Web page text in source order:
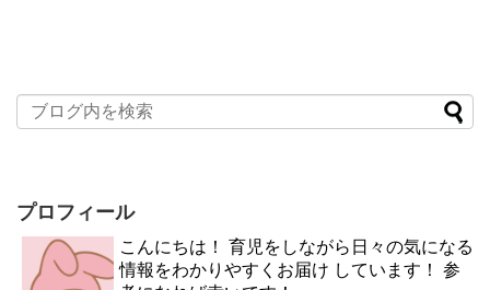
プロフィール
こんにちは！ 育児をしながら日々の気になる
情報をわかりやすくお届け しています！ 参